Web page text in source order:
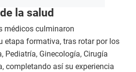
la salud
médicos culminaron
etapa formativa, tras rotar por los
Pediatría, Ginecología, Cirugía
completando así su experiencia